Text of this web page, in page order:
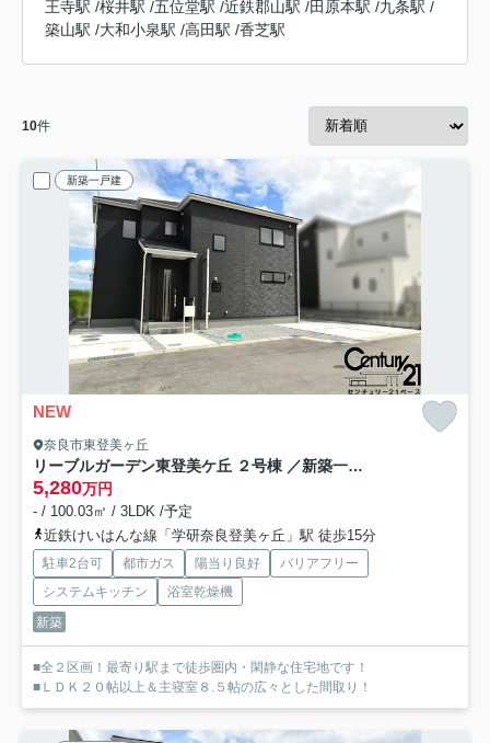
王寺駅 /桜井駅 /五位堂駅 /近鉄郡山駅 /田原本駅 /九条駅 /
築山駅 /大和小泉駅 /高田駅 /香芝駅
10件
新築一戸建
NEW
奈良市東登美ヶ丘
リーブルガーデン東登美ケ丘 ２号棟 ／新築一戸建
5,280万円
- / 100.03㎡ / 3LDK /予定
近鉄けいはんな線「学研奈良登美ヶ丘」駅 徒歩15分
駐車2台可 都市ガス 陽当り良好
バリアフリー
システムキッチン
浴室乾燥機
新築
■全２区画！最寄り駅まで徒歩圏内・閑静な住宅地です！
■ＬＤＫ２０帖以上＆主寝室８.５帖の広々とした間取り！